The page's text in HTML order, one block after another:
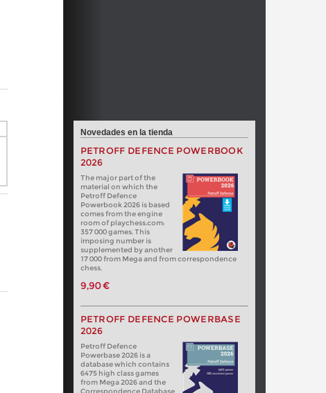
Novedades en la tienda
PETROFF DEFENCE POWERBOOK
2026
The major part of the
material on which the
Petroff Defence
Powerbook 2026 is based
comes from the engine
room of playchess.com:
357 000 games. This
imposing number is
supplemented by another
17 000 from Mega and from correspondence
chess.
9,90 €
PETROFF DEFENCE POWERBASE
2026
Petroff Defence
Powerbase 2026 is a
database which contains
6475 high class games
from Mega 2026 and the